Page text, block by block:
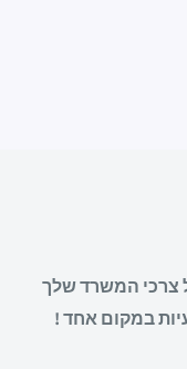
צרכי המשרד שלך
במקום אחד !